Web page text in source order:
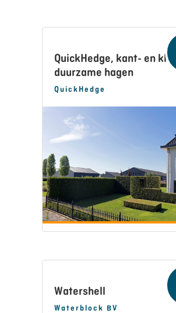
QuickHedge, kant- en klare
duurzame hagen
QuickHedge
Watershell
Waterblock BV